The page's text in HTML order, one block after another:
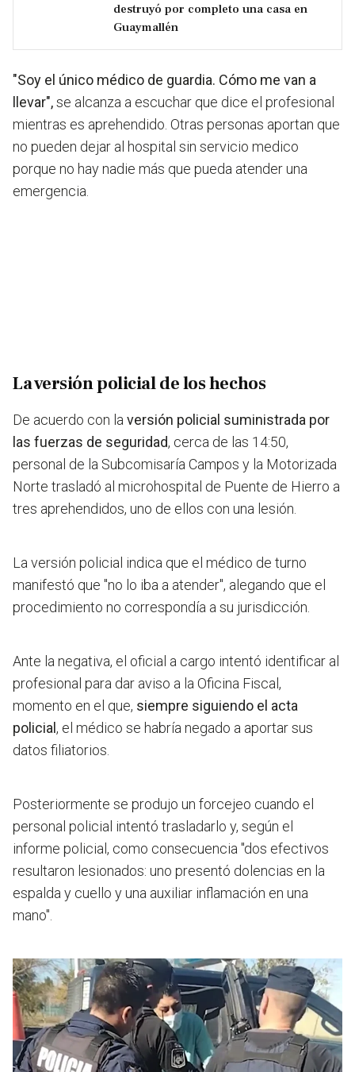
destruyó por completo una casa en
Guaymallén
"Soy el único médico de guardia. Cómo me van a
llevar",se alcanza a escuchar que dice el profesional
mientras es aprehendido. Otras personas aportan que
no pueden dejar al hospital sin servicio medico
porque no hay nadie más que pueda atender una
emergencia.
La versión policial de los hechos
De acuerdo con la versión policial suministrada por
las fuerzas de seguridad, cerca de las 14:50,
personal de la Subcomisaría Campos y la Motorizada
Norte trasladó al microhospital de Puente de Hierro a
tres aprehendidos, uno de ellos con una lesión.
La versión policial indica que el médico de turno
manifestó que "no lo iba a atender", alegando que el
procedimiento no correspondía a su jurisdicción.
Ante la negativa, el oficial a cargo intentó identificar al
profesional para dar aviso a la Oficina Fiscal,
momento en el que, siempre siguiendo el acta
policial , el médico se habría negado a aportar sus
datos filiatorios.
Posteriormente se produjo un forcejeo cuando el
personal policial intentó trasladarlo y, según el
informe policial, como consecuencia "dos efectivos
resultaron lesionados: uno presentó dolencias en la
espalda y cuello y una auxiliar inflamación en una
mano".